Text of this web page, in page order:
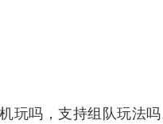
玩吗，支持组队玩法